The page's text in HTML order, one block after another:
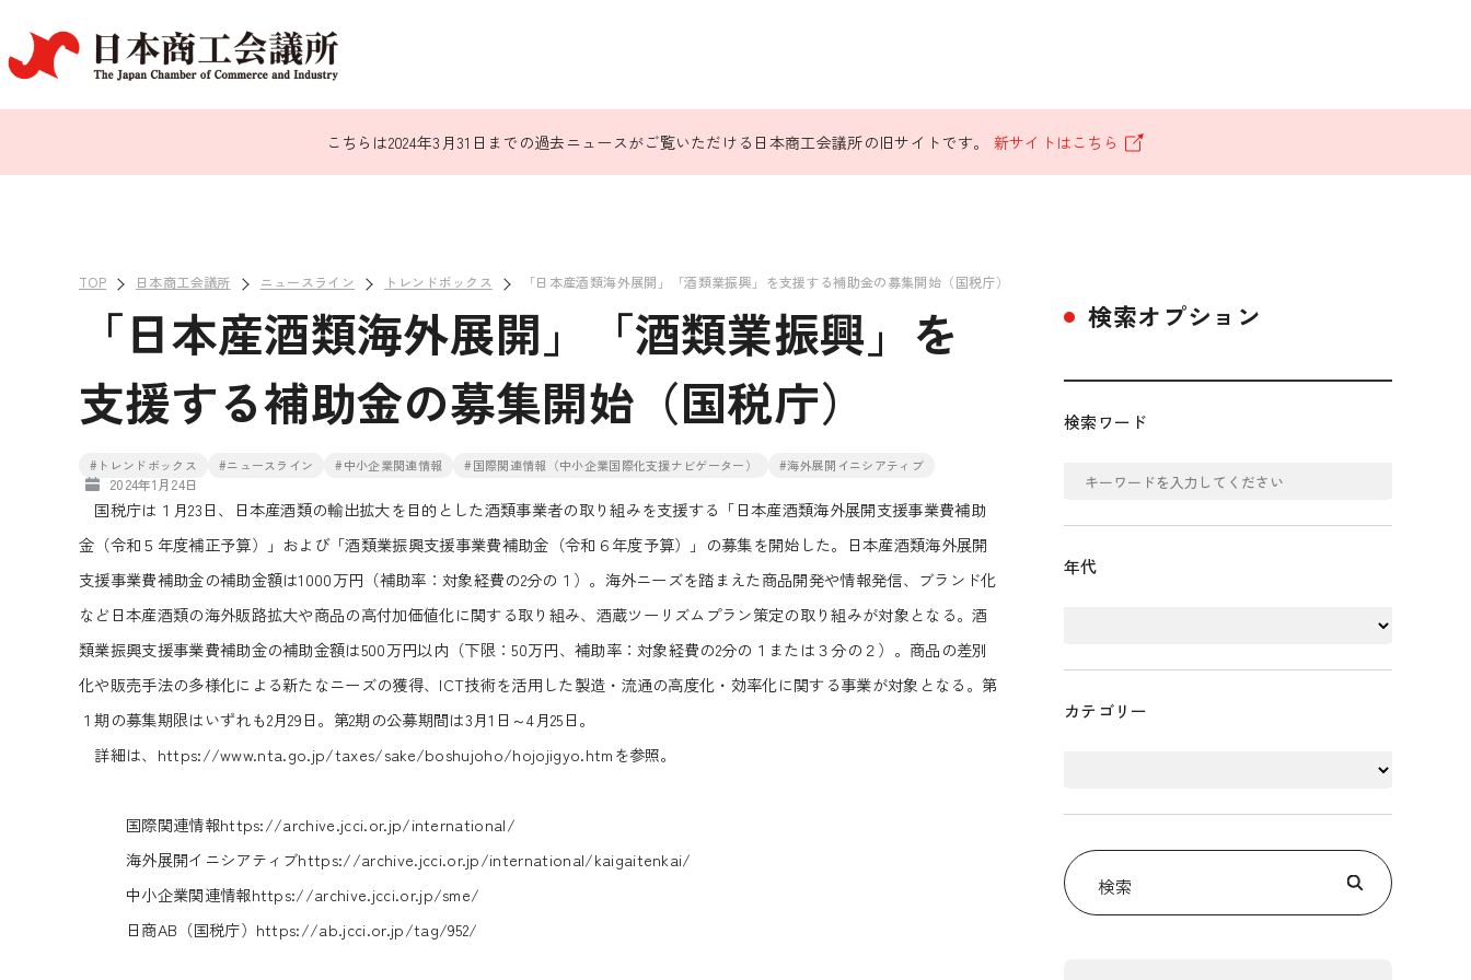
こちらは2024年3月31日までの過去ニュースがご覧いただける日本商工会議所の旧サイトです。 新サイトはこちら
TOP 日本商工会議所 ニュースライン トレンドボックス 「日本産酒類海外展開」「酒類業振興」を支援する補助金の募集開始（国税庁）
「日本産酒類海外展開」「酒類業振興」を
支援する補助金の募集開始（国税庁）
#トレンドボックス #ニュースライン #中小企業関連情報 #国際関連情報（中小企業国際化支援ナビゲーター） #海外展開イニシアティブ
2024年1月24日
国税庁は１月23日、日本産酒類の輸出拡大を目的とした酒類事業者の取り組みを支援する「日本産酒類海外展開支援事業費補助
金（令和５年度補正予算）」および「酒類業振興支援事業費補助金（令和６年度予算）」の募集を開始した。日本産酒類海外展開
支援事業費補助金の補助金額は1000万円（補助率：対象経費の2分の１）。海外ニーズを踏まえた商品開発や情報発信、ブランド化
など日本産酒類の海外販路拡大や商品の高付加価値化に関する取り組み、酒蔵ツーリズムプラン策定の取り組みが対象となる。酒
類業振興支援事業費補助金の補助金額は500万円以内（下限：50万円、補助率：対象経費の2分の１または３分の２）。商品の差別
化や販売手法の多様化による新たなニーズの獲得、ICT技術を活用した製造・流通の高度化・効率化に関する事業が対象となる。第
１期の募集期限はいずれも2月29日。第2期の公募期間は3月1日～4月25日。
詳細は、 https://www.nta.go.jp/taxes/sake/boshujoho/hojojigyo.htmを参照。
国際関連情報https://archive.jcci.or.jp/international/
海外展開イニシアティブhttps://archive.jcci.or.jp/international/kaigaitenkai/
中小企業関連情報https://archive.jcci.or.jp/sme/
日商AB（国税庁） https://ab.jcci.or.jp/tag/952/
検索オプション
検索ワード
年代
カテゴリー
検索